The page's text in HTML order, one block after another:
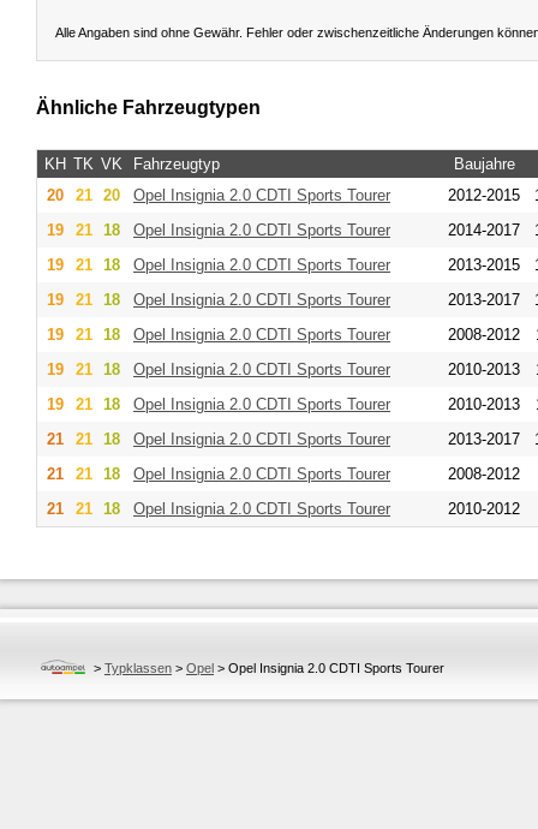
Alle Angaben sind ohne Gewähr. Fehler oder zwischenzeitliche Änderungen
Ähnliche Fahrzeugtypen
KH TK VK Fahrzeugtyp Baujahre
20
21 20 Opel Insignia 2.0 CDTI Sports Tourer 2012-2015
19
21 18 Opel Insignia 2.0 CDTI Sports Tourer 2014-2017
19
21 18 Opel Insignia 2.0 CDTI Sports Tourer 2013-2015
19
21 18 Opel Insignia 2.0 CDTI Sports Tourer 2013-2017
19
21 18 Opel Insignia 2.0 CDTI Sports Tourer 2008-2012
19
21 18 Opel Insignia 2.0 CDTI Sports Tourer 2010-2013
19
21 18 Opel Insignia 2.0 CDTI Sports Tourer 2010-2013
21
21 18 Opel Insignia 2.0 CDTI Sports Tourer 2013-2017
21
21 18 Opel Insignia 2.0 CDTI Sports Tourer
2008-2012
21
21 18 Opel Insignia 2.0 CDTI Sports Tourer 2010-2012
> Typklassen > Opel > Opel Insignia 2.0 CDTI Sports Tourer